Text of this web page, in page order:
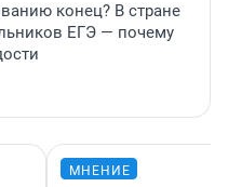
конец? В стране
ЕГЭ — почему
МНЕНИЕ